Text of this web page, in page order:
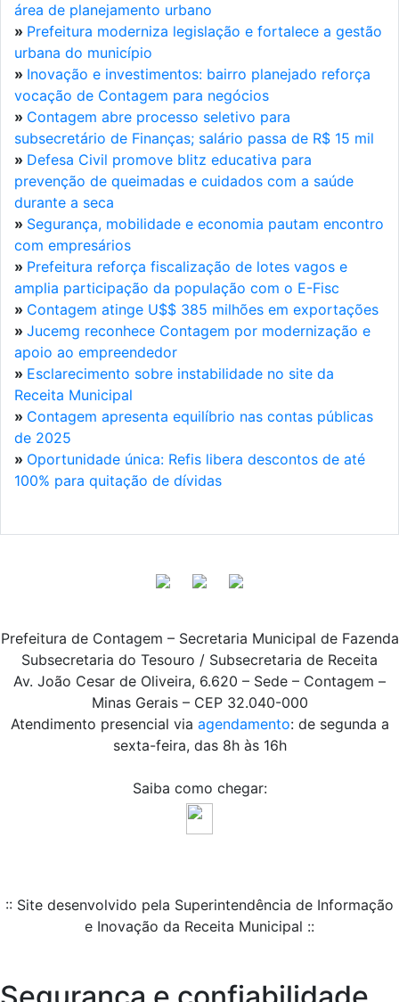
área de planejamento urbano
» Prefeitura moderniza legislação e fortalece a gestão
urbana do município
» Inovação e investimentos: bairro planejado reforça
vocação de Contagem para negócios
» Contagem abre processo seletivo para
subsecretário de Finanças; salário passa de R$ 15 mil
» Defesa Civil promove blitz educativa para
prevenção de queimadas e cuidados com a saúde
durante a seca
» Segurança, mobilidade e economia pautam encontro
com empresários
» Prefeitura reforça fiscalização de lotes vagos e
amplia participação da população com o E-Fisc
» Contagem atinge U$$ 385 milhões em exportações
» Jucemg reconhece Contagem por modernização e
apoio ao empreendedor
» Esclarecimento sobre instabilidade no site da
Receita Municipal
» Contagem apresenta equilíbrio nas contas públicas
de 2025
» Oportunidade única: Refis libera descontos de até
100% para quitação de dívidas
Prefeitura de Contagem – Secretaria Municipal de Fazenda
Subsecretaria do Tesouro / Subsecretaria de Receita
Av. João Cesar de Oliveira, 6.620 – Sede – Contagem –
Minas Gerais – CEP 32.040-000
Atendimento presencial via agendamento: de segunda a
sexta-feira, das 8h às 16h
Saiba como chegar:
:: Site desenvolvido pela Superintendência de Informação
e Inovação da Receita Municipal ::